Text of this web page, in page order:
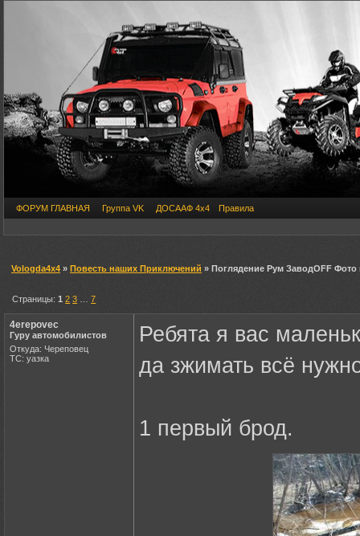
ФОРУМ ГЛАВНАЯ Группа VK ДОСААФ 4х4 Правила
Vologda4x4 » Повесть наших Приключений » Поглядение Рум ЗаводOFF Фото
Страницы:1 2 3 …7
4erepovec
Гуру автомобилистов
Откуда: Череповец
ТС: уазка
Ребята я вас
да зжимать всё
1 первый брод.